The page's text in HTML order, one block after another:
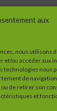
aux
nous utilisons
et/ou accéder aux
technologies nous
de
ou de retirer son
et